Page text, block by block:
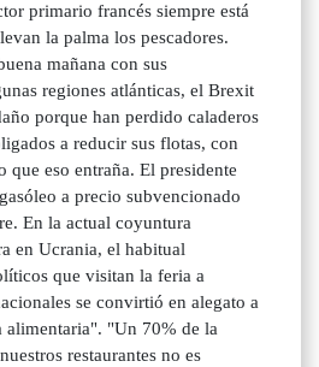
primario francés siempre está
la palma los pescadores.
mañana con sus
regiones atlánticas, el Brexit
porque han perdido caladeros
a reducir sus flotas, con
que eso entraña. El presidente
a precio subvencionado
En la actual coyuntura
en Ucrania, el habitual
que visitan la feria a
se convirtió en alegato a
alimentaria". "Un 70% de la
restaurantes no es